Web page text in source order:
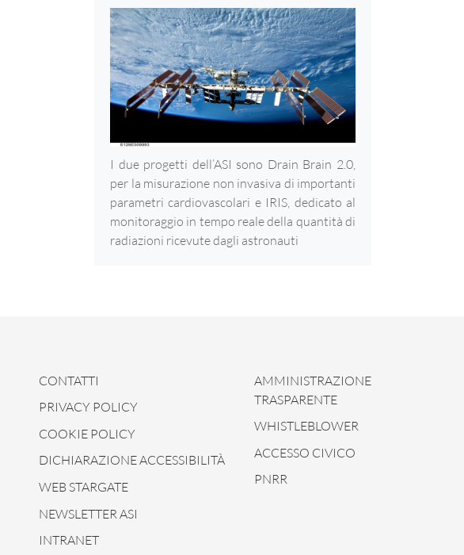
I due progetti dell’ASI sono Drain Brain 2.0,
per la misurazione non invasiva di importanti
parametri cardiovascolari e IRIS, dedicato al
monitoraggio in tempo reale della quantità di
radiazioni ricevute dagli astronauti
CONTATTI
PRIVACY POLICY
COOKIE POLICY
DICHIARAZIONE ACCESSIBILITÀ
WEB STARGATE
NEWSLETTER ASI
INTRANET
AMMINISTRAZIONE
TRASPARENTE
WHISTLEBLOWER
ACCESSO CIVICO
PNRR